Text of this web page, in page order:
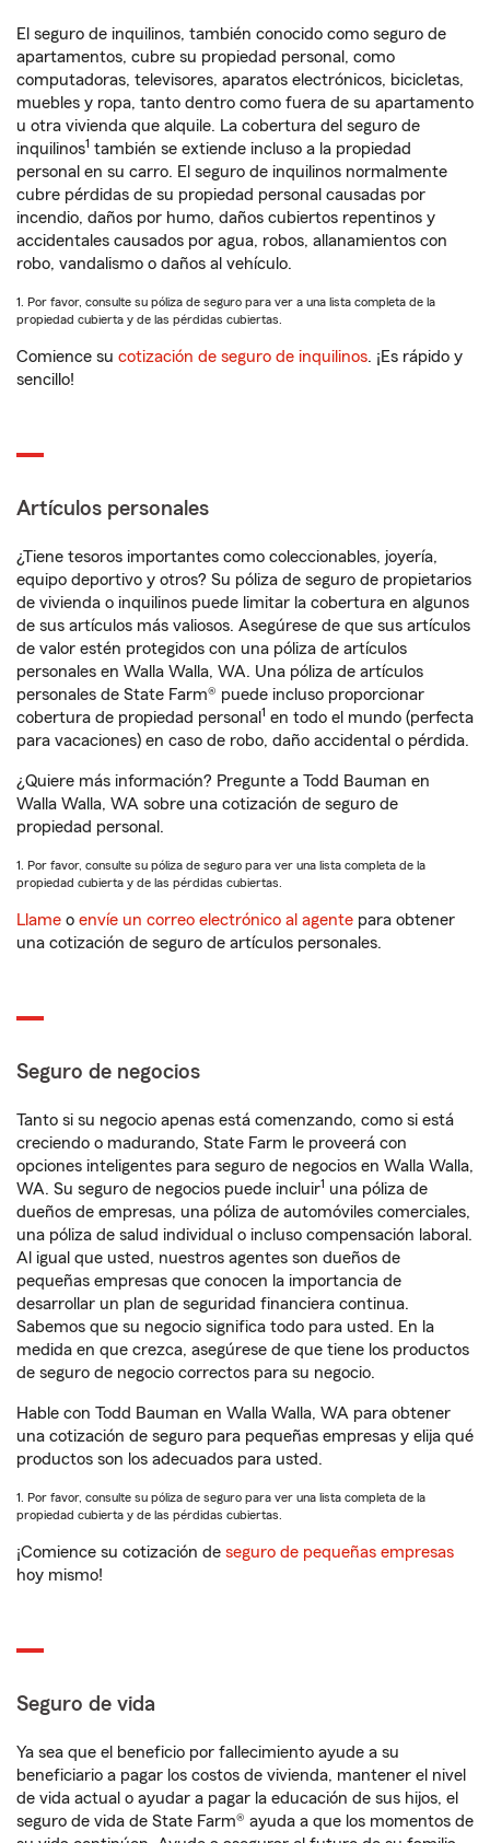
El seguro de inquilinos, también conocido como seguro de
apartamentos, cubre su propiedad personal, como
computadoras, televisores, aparatos electrónicos, bicicletas,
muebles y ropa, tanto dentro como fuera de su apartamento
u otra vivienda que alquile. La cobertura del seguro de
inquilinos1 también se extiende incluso a la propiedad
personal en su carro. El seguro de inquilinos normalmente
cubre pérdidas de su propiedad personal causadas por
incendio, daños por humo, daños cubiertos repentinos y
accidentales causados por agua, robos, allanamientos con
robo, vandalismo o daños al vehículo.
1. Por favor, consulte su póliza de seguro para ver a una lista completa de la
propiedad cubierta y de las pérdidas cubiertas.
Comience su cotización de seguro de inquilinos. ¡Es rápido y
sencillo!
Artículos personales
¿Tiene tesoros importantes como coleccionables, joyería,
equipo deportivo y otros? Su póliza de seguro de propietarios
de vivienda o inquilinos puede limitar la cobertura en algunos
de sus artículos más valiosos. Asegúrese de que sus artículos
de valor estén protegidos con una póliza de artículos
personales en Walla Walla, WA. Una póliza de artículos
personales de State Farm® puede incluso proporcionar
cobertura de propiedad personal 1 en todo el mundo (perfecta
para vacaciones) en caso de robo, daño accidental o pérdida.
¿Quiere más información? Pregunte a Todd Bauman en
Walla Walla, WA sobre una cotización de seguro de
propiedad personal.
1. Por favor, consulte su póliza de seguro para ver una lista completa de la
propiedad cubierta y de las pérdidas cubiertas.
Llame o envíe un correo electrónico al agente para obtener
una cotización de seguro de artículos personales.
Seguro de negocios
Tanto si su negocio apenas está comenzando, como si está
creciendo o madurando, State Farm le proveerá con
opciones inteligentes para seguro de negocios en Walla Walla,
WA. Su seguro de negocios puede incluir1 una póliza de
dueños de empresas, una póliza de automóviles comerciales,
una póliza de salud individual o incluso compensación laboral.
Al igual que usted, nuestros agentes son dueños de
pequeñas empresas que conocen la importancia de
desarrollar un plan de seguridad financiera continua.
Sabemos que su negocio significa todo para usted. En la
medida en que crezca, asegúrese de que tiene los productos
de seguro de negocio correctos para su negocio.
Hable con Todd Bauman en Walla Walla, WA para obtener
una cotización de seguro para pequeñas empresas y elija qué
productos son los adecuados para usted.
1. Por favor, consulte su póliza de seguro para ver una lista completa de la
propiedad cubierta y de las pérdidas cubiertas.
¡Comience su cotización de seguro de pequeñas empresas
hoy mismo!
Seguro de vida
Ya sea que el beneficio por fallecimiento ayude a su
beneficiario a pagar los costos de vivienda, mantener el nivel
de vida actual o ayudar a pagar la educación de sus hijos, el
seguro de vida de State Farm® ayuda a que los momentos de